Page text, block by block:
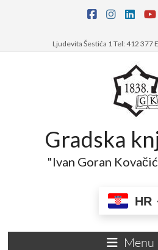
Ljudevita Šestića 1 Tel: 412 377
Gradska
"Ivan Goran
HR
Menu